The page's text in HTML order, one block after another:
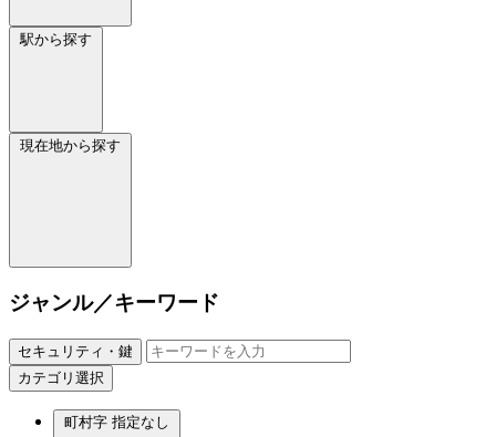
駅から探す
現在地から探す
ジャンル／キーワード
セキュリティ・鍵
カテゴリ選択
町村字 指定なし